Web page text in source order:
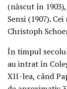
(născut în
Sensi (1907).
Christoph
În timpul
au intrat în
XII-lea, când